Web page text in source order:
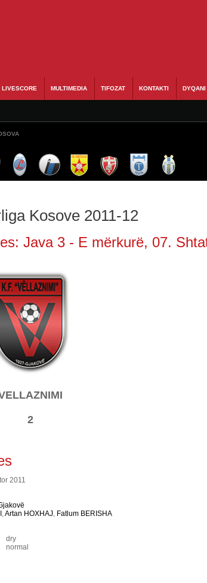
LIVESCORE MULTIMEDIA TIFOZAT KONTAKTI DYQANI
Kosove 2011-12
Java 3 - E mërkurë, 07.
2
2011
,Artan HOXHAJ, Fatlum BERISHA
dry
normal